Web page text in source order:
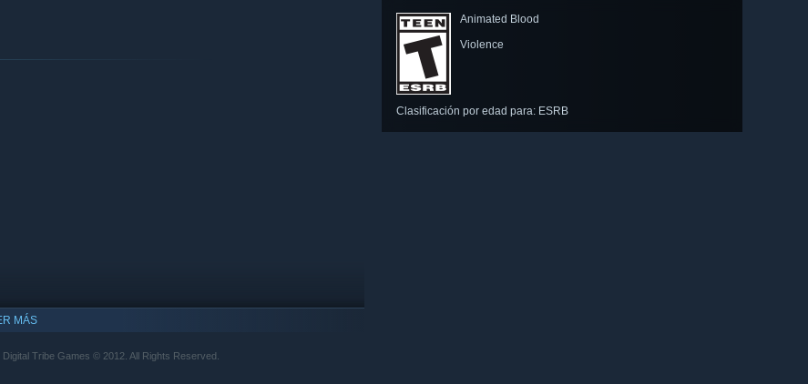
Animated Blood
Violence
Clasificación por edad para: ESRB
MÁS
Tribe Games © 2012. All Rights Reserved.